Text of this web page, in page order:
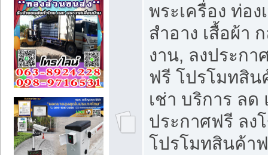
พระเครื่อง ท่อง
สำอาง เสื้อผ้า
งาน, ลงประก
ฟรี โปรโมทสิ
เช่า บริการ ลด
ประกาศฟรี ล
โปรโมทสินค้า